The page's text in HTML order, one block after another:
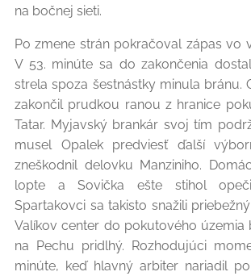
na bočnej sieti.
Po zmene strán pokračoval zápas vo
V 53. minúte sa do zakončenia
strela spoza šestnástky minula bránu.
zakončil prudkou ranou z hranice
Tatar. Myjavský brankár svoj tím
musel Opalek predviesť ďalší
zneškodnil delovku Manziniho.
lopte a Sovička ešte stihol
Spartakovci sa takisto snažili
Valíkov center do pokutového územia
na Pechu pridlhý. Rozhodujúci
minúte, keď hlavný arbiter nariadil